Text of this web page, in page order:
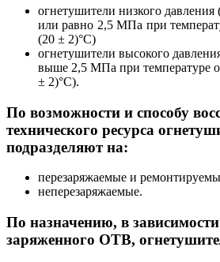
огнетушители низкого
или равно 2,5 МПа при
(20 ± 2)°С)
огнетушители высокого
выше 2,5 МПа при температуре
± 2)°С).
По возможности и способу
технического ресурса
подразделяют на:
перезаряжаемые и
неперезаряжаемые.
По назначению, в
заряженного ОТВ,